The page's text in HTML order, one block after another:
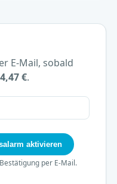
E-Mail, sobald
€.
aktivieren
per E-Mail.